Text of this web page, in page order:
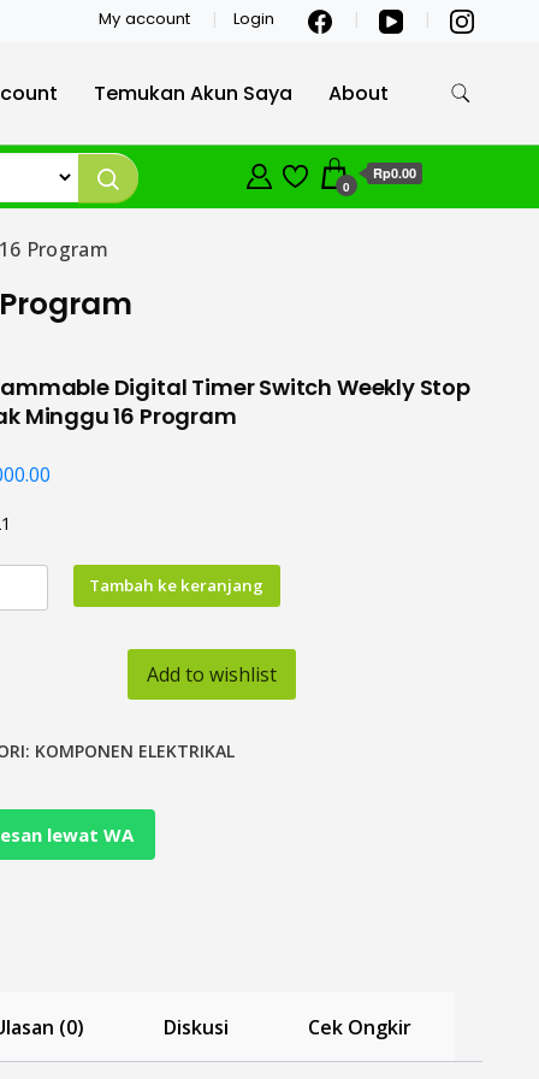
My account Login
Temukan Akun Saya About
0
Rp0.00
Program
Digital Timer Switch Weekly Stop
Minggu 16 Program
Tambah ke keranjang
Add to wishlist
KOMPONEN ELEKTRIKAL
lewat WA
(0) Diskusi Cek Ongkir